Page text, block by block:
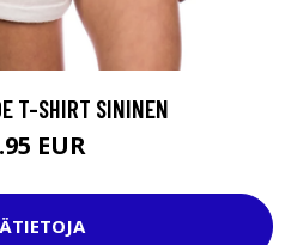
T-SHIRT SININEN
EUR